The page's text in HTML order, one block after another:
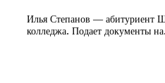
Илья Степанов — абитуриент
колледжа. Подает документы